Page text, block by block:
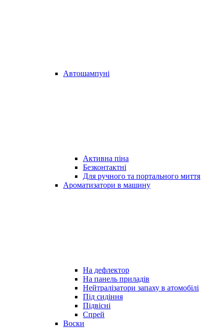
Автошампуні
Активна піна
Безконтактні
Для ручного та портального миття
Ароматизатори в машину
На дефлектор
На панель приладів
Нейтралізатори запаху в атомобілі
Під сидіння
Підвісні
Спрей
Воски